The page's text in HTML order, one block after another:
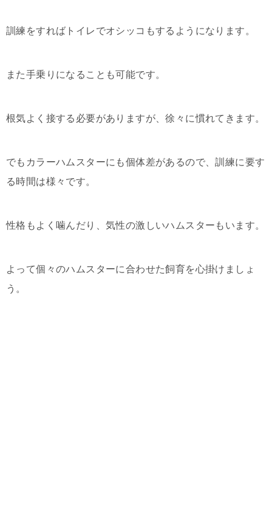
訓練をすればトイレでオシッコもするようになります。
また手乗りになることも可能です。
根気よく接する必要がありますが、徐々に慣れてきます。
でもカラーハムスターにも個体差があるので、訓練に要す
る時間は様々です。
性格もよく噛んだり、気性の激しいハムスターもいます。
よって個々のハムスターに合わせた飼育を心掛けましょ
う。